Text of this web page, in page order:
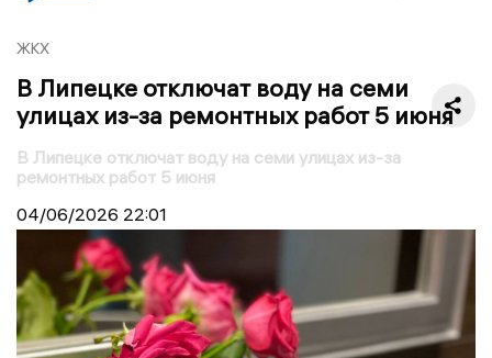
ЖКХ
В Липецке отключат воду на семи
улицах из-за ремонтных работ 5 июня
В Липецке отключат воду на семи улицах из-за
ремонтных работ 5 июня
04/06/2026 22:01